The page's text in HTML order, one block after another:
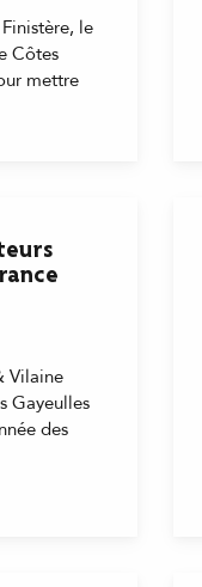
le
Côtes
mettre
Vilaine
Gayeulles
des